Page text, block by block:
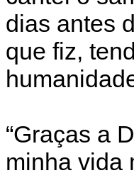
dias antes
que fiz,
“Graças a
minha vida